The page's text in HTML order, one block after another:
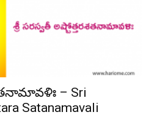
– Sri
Satanamavali